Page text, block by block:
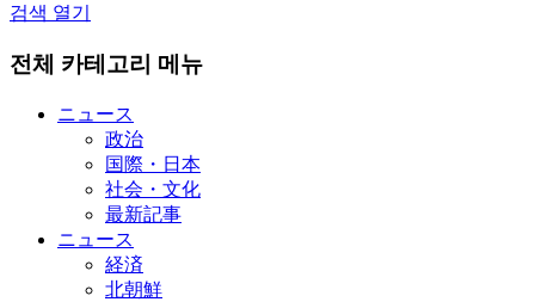
검색 열기
전체 카테고리 메뉴
ニュース
政治
国際・日本
社会・文化
最新記事
ニュース
経済
北朝鮮